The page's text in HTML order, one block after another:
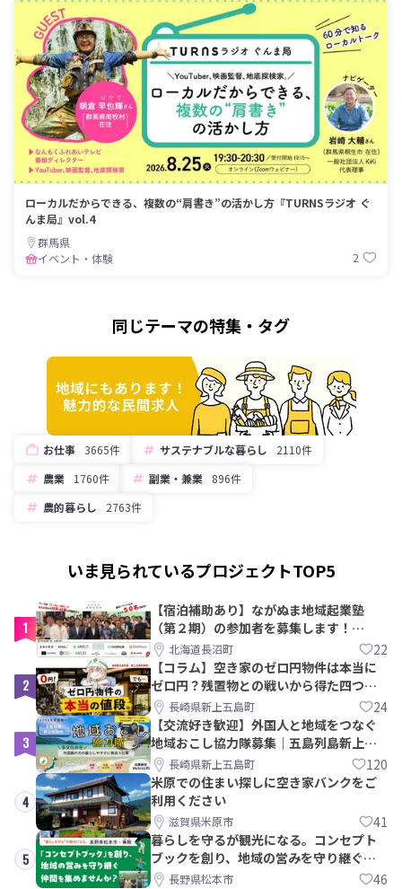
ローカルだからできる、複数の“肩書き”の活かし方『TURNSラジオ ぐ
んま局』vol.4
群馬県
イベント・体験
2
同じテーマの特集・タグ
お仕事 3665件 サステナブルな暮らし
2110件
農業
1760件 副業・兼業
896件
農的暮らし
2763件
いま見られているプロジェクトTOP5
1
【宿泊補助あり】ながぬま地域起業塾
（第２期）の参加者を募集します！
【8/21〆】
北海道長沼町 22
2
【コラム】空き家のゼロ円物件は本当に
ゼロ円？残置物との戦いから得た四つの
教訓｜新上五島町
長崎県新上五島町 24
3
【交流好き歓迎】外国人と地域をつなぐ
地域おこし協力隊募集｜五島列島新上五
島町長崎県新上五島町 120
4
米原での住まい探しに空き家バンクをご
利用ください
滋賀県米原市 41
5
暮らしを守るが観光になる。コンセプト
ブックを創り、地域の営みを守り継ぐ仲
間を集めませんか？
長野県松本市 46